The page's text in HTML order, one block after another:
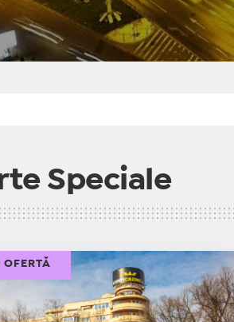
Speciale
OFERTĂ